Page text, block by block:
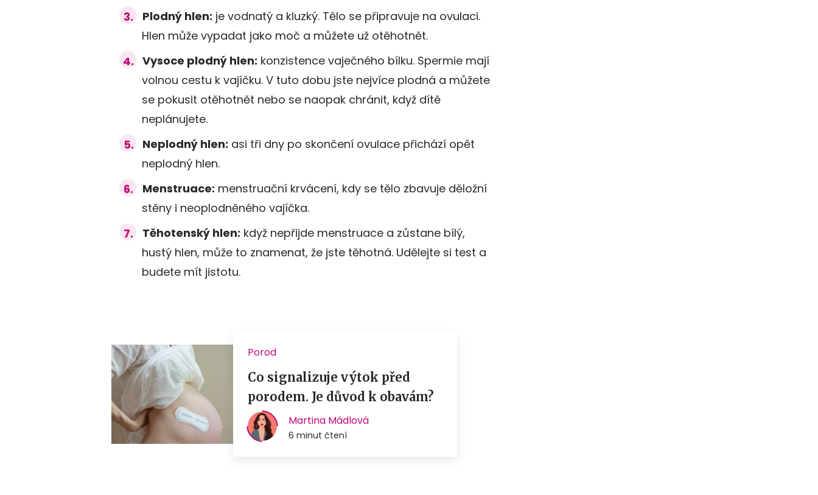
Plodný hlen: je vodnatý a kluzký. Tělo se připravuje na ovulaci.
Hlen může vypadat jako moč a můžete už otěhotnět.
Vysoce plodný hlen: konzistence vaječného bílku. Spermie mají
volnou cestu k vajíčku. V tuto dobu jste nejvíce plodná a můžete
se pokusit otěhotnět nebo se naopak chránit, když dítě
neplánujete.
Neplodný hlen: asi tři dny po skončení ovulace přichází opět
neplodný hlen.
Menstruace: menstruační krvácení, kdy se tělo zbavuje děložní
stěny i neoplodněného vajíčka.
Těhotenský hlen: když nepřijde menstruace a zůstane bílý,
hustý hlen, může to znamenat, že jste těhotná. Udělejte si test a
budete mít jistotu.